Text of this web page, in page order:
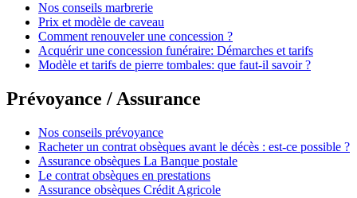
Nos conseils marbrerie
Prix et modèle de caveau
Comment renouveler une concession ?
Acquérir une concession funéraire: Démarches et tarifs
Modèle et tarifs de pierre tombales: que faut-il savoir ?
Prévoyance / Assurance
Nos conseils prévoyance
Racheter un contrat obsèques avant le décès : est-ce possible ?
Assurance obsèques La Banque postale
Le contrat obsèques en prestations
Assurance obsèques Crédit Agricole